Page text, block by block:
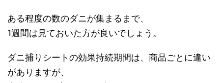
ある程度の数のダニが集まるまで、
1週間は見ておいた方が良いでしょう。
ダニ捕りシートの効果持続期間は、商品ごとに違い
がありますが、